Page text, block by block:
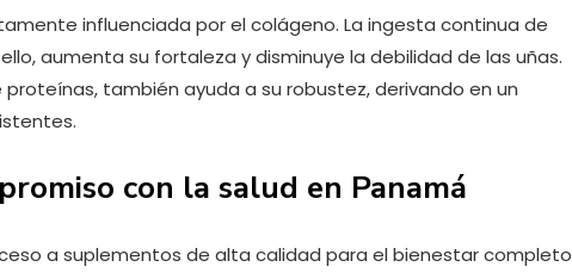
influenciada por el colágeno. La ingesta continua de
aumenta su fortaleza y disminuye la debilidad de las uñas.
también ayuda a su robustez, derivando en un
con la salud en Panamá
a suplementos de alta calidad para el bienestar completo